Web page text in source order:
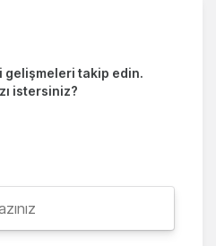
gelişmeleri takip edin.
istersiniz?